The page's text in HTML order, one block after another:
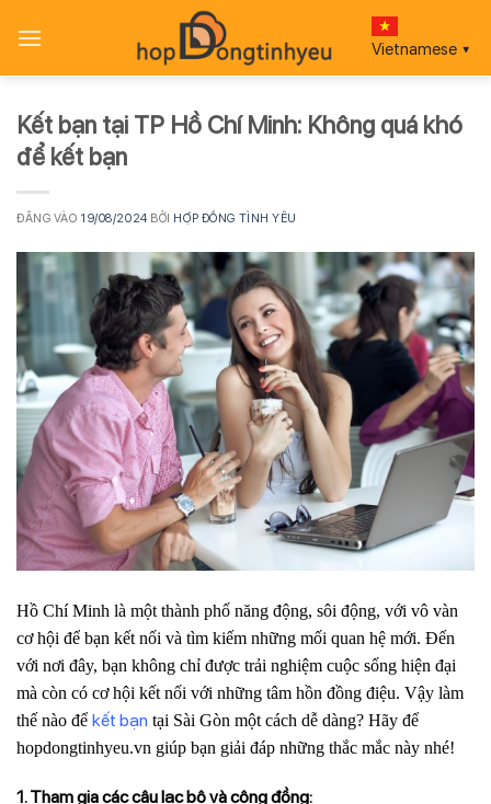
qua
Vietnamese ▼
Kết bạn tại TP Hồ Chí Minh: Không quá khó
để kết bạn
ĐĂNG VÀO 19/08/2024 BỞI HỢP ĐỒNG TÌNH YÊU
Hồ Chí Minh là một thành phố năng động, sôi động, với vô vàn
cơ hội để bạn kết nối và tìm kiếm những mối quan hệ mới. Đến
với nơi đây, bạn không chỉ được trải nghiệm cuộc sống hiện đại
mà còn có cơ hội kết nối với những tâm hồn đồng điệu. Vậy làm
thế nào để kết bạn tại Sài Gòn một cách dễ dàng? Hãy để
hopdongtinhyeu.vn giúp bạn giải đáp những thắc mắc này nhé!
1. Tham gia các câu lạc bộ và cộng đồng: